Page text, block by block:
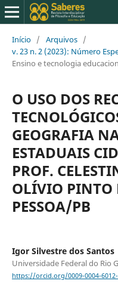
Início / Arquivos /
v. 23 n. 2 (2023): Número
Ensino e tecnologia
O USO DOS
GEOGRAFIA
ESTADUAIS
PROF.
OLÍVIO PINTO
PESSOA/PB
Igor Silvestre dos Santos
Universidade Federal do Rio
https://orcid.org/0009-0004-